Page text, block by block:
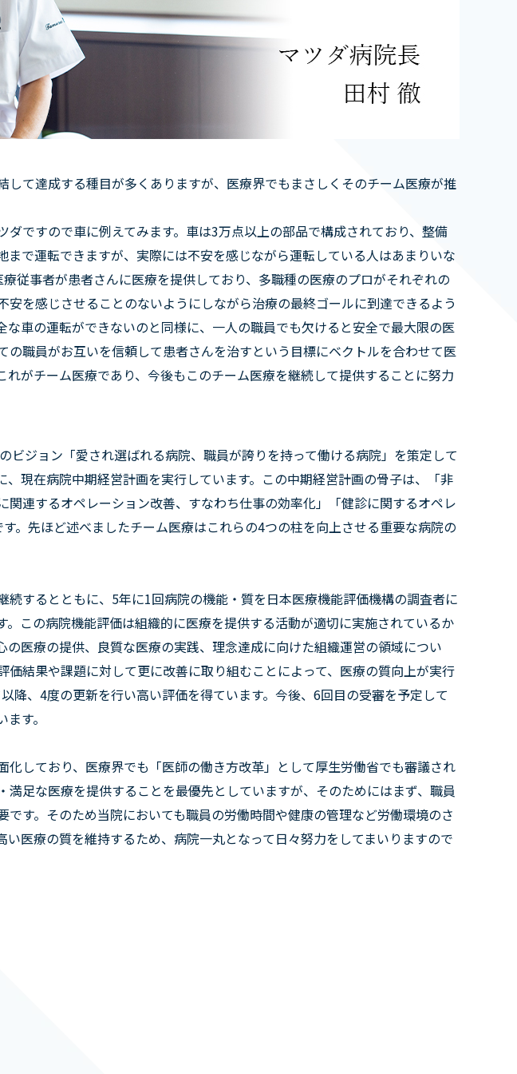
して達成する種目が多くありますが、医療界でもまさしくそのチーム医療が推
ですので車に例えてみます。車は3万点以上の部品で構成されており、整備
まで運転できますが、実際には不安を感じながら運転している人はあまりいな
従事者が患者さんに医療を提供しており、多職種の医療のプロがそれぞれの
を感じさせることのないようにしながら治療の最終ゴールに到達できるよう
な車の運転ができないのと同様に、一人の職員でも欠けると安全で最大限の医
職員がお互いを信頼して患者さんを治すという目標にベクトルを合わせて医
がチーム医療であり、今後もこのチーム医療を継続して提供することに努力
ビジョン「愛され選ばれる病院、職員が誇りを持って働ける病院」を策定して
現在病院中期経営計画を実行しています。この中期経営計画の骨子は、「非
連するオペレーション改善、すなわち仕事の効率化」「健診に関するオペレ
。先ほど述べましたチーム医療はこれらの4つの柱を向上させる重要な病院の
続するとともに、5年に1回病院の機能・質を日本医療機能評価機構の調査者に
この病院機能評価は組織的に医療を提供する活動が適切に実施されているか
医療の提供、良質な医療の実践、理念達成に向けた組織運営の領域につい
価結果や課題に対して更に改善に取り組むことによって、医療の質向上が実行
降、4度の更新を行い高い評価を得ています。今後、6回目の受審を予定して
す。
しており、医療界でも「医師の働き方改革」として厚生労働省でも審議され
足な医療を提供することを最優先としていますが、そのためにはまず、職員
す。そのため当院においても職員の労働時間や健康の管理など労働環境のさ
医療の質を維持するため、病院一丸となって日々努力をしてまいりますので